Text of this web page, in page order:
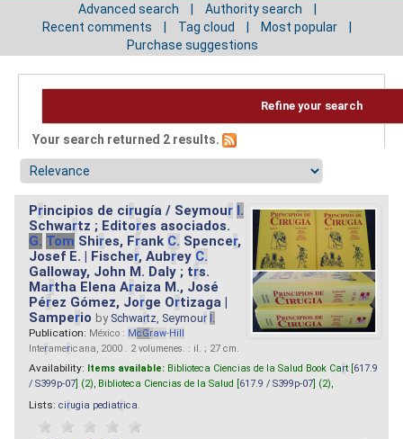
Advanced search
Authority search
Recent comments
Tag cloud
Most popular
Purchase suggestions
Refine your search
Your search returned 2 results.
Principios de cirugía / Seymour I.
Schwartz ; Editores asociados.
G. Tom Shires, Frank C. Spencer,
Josef E. | Fischer, Aubrey C.
Galloway, John M. Daly ; trs.
Martha Elena Araiza M., José
Pérez Gómez, Jorge Ortizaga |
Samperio by Schwartz, Seymour I.
Publication: México : McGraw-Hill
Interamericana, 2000 . 2 volumenes. : il. ; 27 cm.
Availability: Items available: Biblioteca Ciencias de la Salud Book Cart [ 617.9
/ S399p-07 ] (2), Biblioteca Ciencias de la Salud [ 617.9 / S399p-07 ] (2),
Lists: cirugia pediatrica